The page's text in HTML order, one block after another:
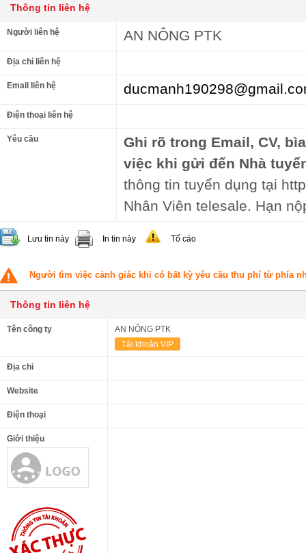
Thông tin liên hệ
Người liên hệ AN NÔNG PTK
Địa chỉ liên hệ
Email liên hệ
Điện thoại liên hệ
Yêu cầu
Ghi rõ trong Email, CV,
việc khi gửi đến Nhà
thông tin tuyển dụng tại
Nhân Viên telesale. Hạn
Lưu tin này In tin này Tố cáo
Người tìm việc cảnh giác khi có bất kỳ yêu cầu thu phí từ phía
Thông tin liên hệ
Tên công ty
AN NÔNG PTK
Tài khoản VIP
Địa chỉ
Website
Điện thoại
Giới thiệu